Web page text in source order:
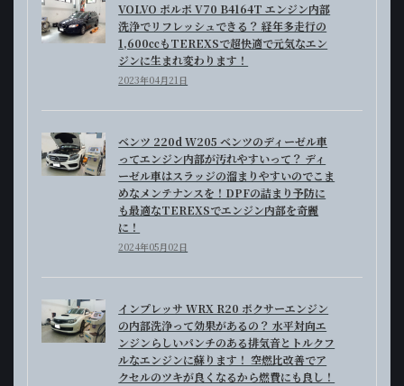
VOLVO ボルボ V70 B4164T エンジン内部
洗浄でリフレッシュできる？ 経年多走行の
1,600㏄もTEREXSで超快適で元気なエン
ジンに生まれ変わります！
2023年04月21日
ベンツ 220d W205 ベンツのディーゼル車
ってエンジン内部が汚れやすいって？ ディ
ーゼル車はスラッジの溜まりやすいのでこま
めなメンテナンスを！DPFの詰まり予防に
も最適なTEREXSでエンジン内部を奇麗
に！
2024年05月02日
インプレッサ WRX R20 ボクサーエンジン
の内部洗浄って効果があるの？ 水平対向エ
ンジンらしいパンチのある排気音とトルクフ
ルなエンジンに蘇ります！ 空燃比改善でア
クセルのツキが良くなるから燃費にも良し！